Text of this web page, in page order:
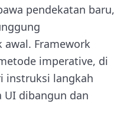
pendekatan baru,
awal. Framework
imperative, di
instruksi langkah
UI dibangun dan